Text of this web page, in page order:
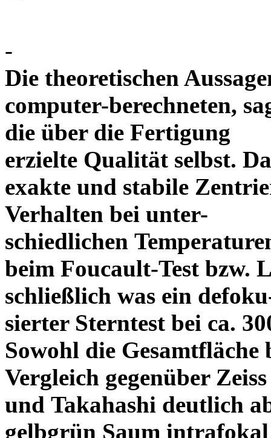
-
Die theoretischen
computer-berechneten,
die über die Fertigung
erzielte Qualität selbst.
exakte und stabile
Verhalten bei unter-
schiedlichen
beim Foucault-Test bzw.
schließlich was ein
sierter Sterntest bei ca.
Sowohl die
Vergleich gegenüber Zeiss
und Takahashi deutlich
gelbgrün Saum